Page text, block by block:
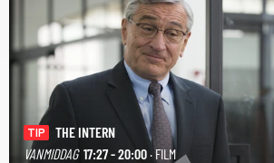
TIP
THE INTERN
VANMIDDAG 17:27 - 20:00· FILM